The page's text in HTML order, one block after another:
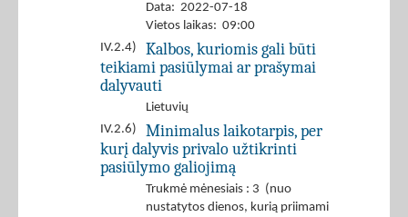
Data: 2022-07-18
Vietos laikas: 09:00
IV.2.4)
Kalbos, kuriomis gali būti
teikiami pasiūlymai ar prašymai
dalyvauti
Lietuvių
IV.2.6)
Minimalus laikotarpis, per
kurį dalyvis privalo užtikrinti
pasiūlymo galiojimą
Trukmė mėnesiais : 3 (nuo
nustatytos dienos, kurią priimami